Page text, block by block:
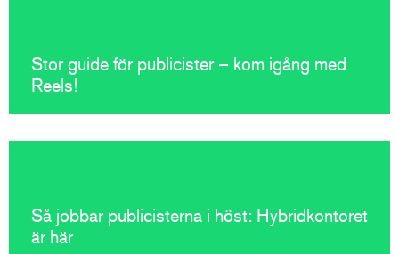
Stor guide för publicister – kom igång med
Reels!
Så jobbar publicisterna i höst: Hybridkontoret
är här